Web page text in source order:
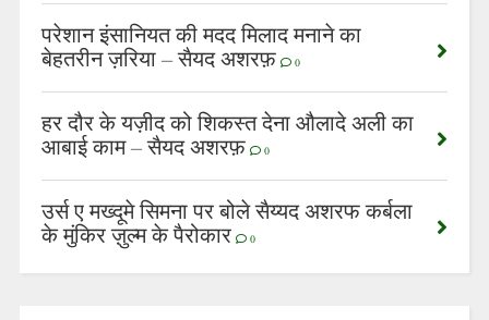
परेशान इंसानियत की मदद मिलाद मनाने का
बेहतरीन ज़रिया – सैयद अशरफ़ 0
हर दौर के यज़ीद को शिकस्त देना औलादे अली का
आबाई काम – सैयद अशरफ़ 0
उर्स ए मख्दूमे सिमना पर बोले सैय्यद अशरफ कर्बला
के मुंकिर ज़ुल्म के पैरोकार 0